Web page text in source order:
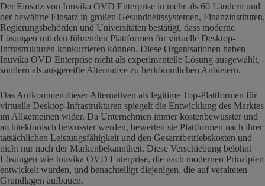
Der Einsatz von Inuvika OVD Enterprise in mehr als 60 Ländern und
der bewährte Einsatz in großen Gesundheitssystemen, Finanzinstituten,
Regierungsbehörden und Universitäten bestätigt, dass moderne
Lösungen mit den führenden Plattformen für virtuelle Desktop-
Infrastrukturen konkurrieren können. Diese Organisationen haben
Inuvika OVD Enterprise nicht als experimentelle Lösung ausgewählt,
sondern als ausgereifte Alternative zu herkömmlichen Anbietern.
Das Aufkommen dieser Alternativen als legitime Top-Plattformen für
virtuelle Desktop-Infrastrukturen spiegelt die Entwicklung des Marktes
im Allgemeinen wider. Da Unternehmen immer kostenbewusster und
architektonisch bewusster werden, bewerten sie Plattformen nach ihrer
tatsächlichen Leistungsfähigkeit und den Gesamtbetriebskosten und
nicht nur nach der Markenbekanntheit. Diese Verschiebung belohnt
Lösungen wie Inuvika OVD Enterprise, die nach modernen Prinzipien
entwickelt wurden, und benachteiligt diejenigen, die auf veralteten
Grundlagen aufbauen.